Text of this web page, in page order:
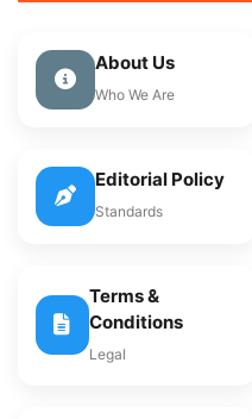
About Us
Who We Are
Editorial Policy
Standards
Terms &
Conditions
Legal